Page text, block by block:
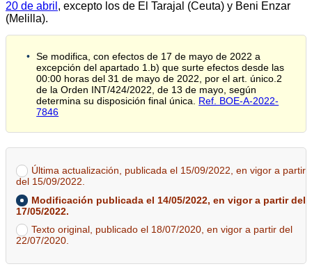
20 de abril , excepto los de El Tarajal (Ceuta) y Beni Enzar
(Melilla).
Se modifica, con efectos de 17 de mayo de 2022 a
excepción del apartado 1.b) que surte efectos desde las
00:00 horas del 31 de mayo de 2022, por el art. único.2
de la Orden INT/424/2022, de 13 de mayo, según
determina su disposición final única. Ref. BOE-A-2022-
7846
Última actualización, publicada el 15/09/2022, en vigor a partir
del 15/09/2022.
Modificación publicada el 14/05/2022, en vigor a partir del
17/05/2022.
Texto original, publicado el 18/07/2020, en vigor a partir del
22/07/2020.